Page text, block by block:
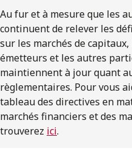
Au fur et à mesure que les
continuent de relever les
sur les marchés de
émetteurs et les autres
maintiennent à jour quant
règlementaires. Pour vous
tableau des directives en
marchés financiers et des
trouverez ici.